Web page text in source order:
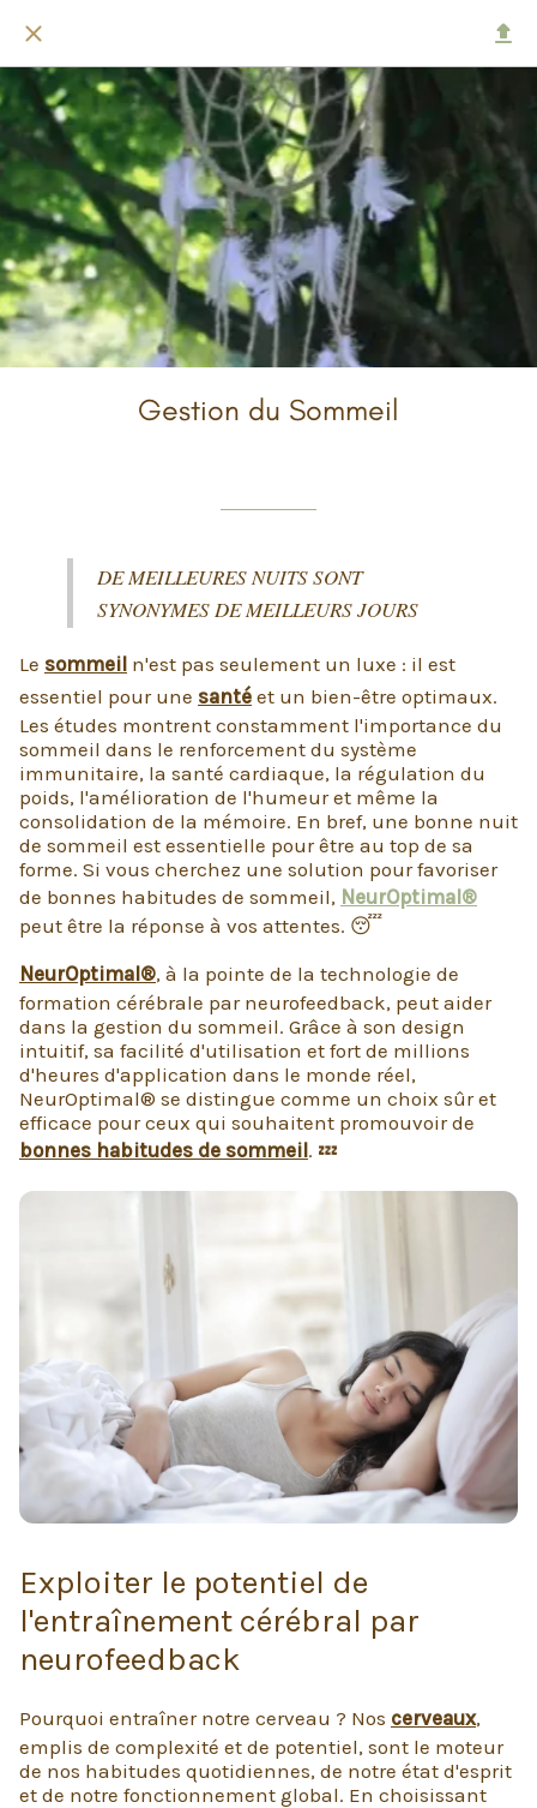
Gestion du Sommeil
DE MEILLEURES NUITS SONT
SYNONYMES DE MEILLEURS JOURS
Le sommeil n'est pas seulement un luxe : il est
essentiel pour une santé et un bien-être optimaux.
Les études montrent constamment l'importance du
sommeil dans le renforcement du système
immunitaire, la santé cardiaque, la régulation du
poids, l'amélioration de l'humeur et même la
consolidation de la mémoire. En bref, une bonne nuit
de sommeil est essentielle pour être au top de sa
forme. Si vous cherchez une solution pour favoriser
de bonnes habitudes de sommeil, NeurOptimal®
peut être la réponse à vos attentes. 😴
NeurOptimal®, à la pointe de la technologie de
formation cérébrale par neurofeedback, peut aider
dans la gestion du sommeil. Grâce à son design
intuitif, sa facilité d'utilisation et fort de millions
d'heures d'application dans le monde réel,
NeurOptimal® se distingue comme un choix sûr et
efficace pour ceux qui souhaitent promouvoir de
bonnes habitudes de sommeil. 💤
Exploiter le potentiel de
l'entraînement cérébral par
neurofeedback
Pourquoi entraîner notre cerveau ? Nos cerveaux,
emplis de complexité et de potentiel, sont le moteur
de nos habitudes quotidiennes, de notre état d'esprit
et de notre fonctionnement global. En choisissant